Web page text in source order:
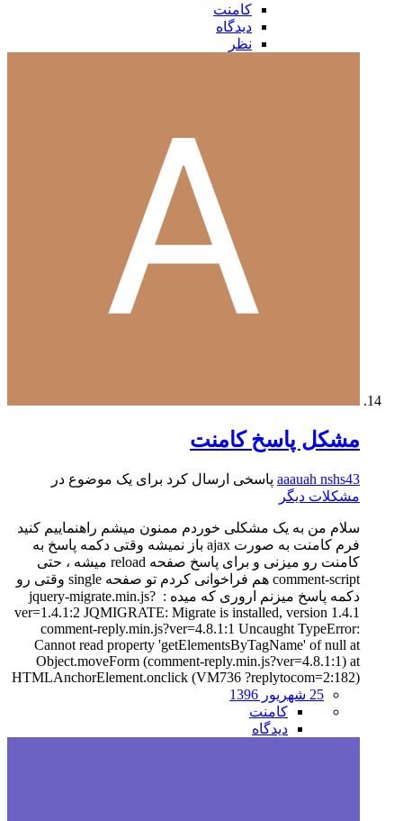
کامنت
دیدگاه
نظر
مشکل پاسخ کامنت
aaauah nshs43 پاسخی ارسال کرد برای یک موضوع در
مشکلات دیگر
سلام من به یک مشکلی خوردم ممنون میشم راهنماییم کنید
فرم کامنت به صورت ajax باز نمیشه وقتی دکمه پاسخ به
کامنت رو میزنی و برای پاسخ صفحه reload میشه ، حتی
comment-script هم فراخوانی کردم تو صفحه single وقتی رو
دکمه پاسخ میزنم اروری که میده : jquery-migrate.min.js?
ver=1.4.1:2 JQMIGRATE: Migrate is installed, version 1.4.1
comment-reply.min.js?ver=4.8.1:1 Uncaught TypeError:
Cannot read property 'getElementsByTagName' of null at
Object.moveForm (comment-reply.min.js?ver=4.8.1:1) at
HTMLAnchorElement.onclick (VM736 ?replytocom=2:182)
25 شهریور 1396
کامنت
دیدگاه